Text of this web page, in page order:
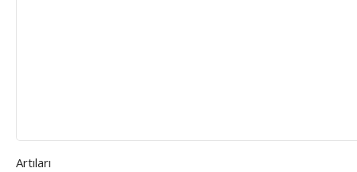
Artıları